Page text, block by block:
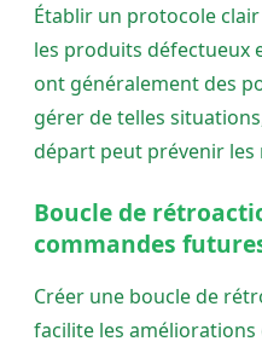
Établir un protocole
les produits défectueux
ont généralement des
gérer de telles
départ peut prévenir les
Boucle de
commandes
Créer une boucle de
facilite les améliorations